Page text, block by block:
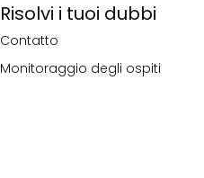
Risolvi i tuoi dubbi
Contatto
Monitoraggio degli ospiti